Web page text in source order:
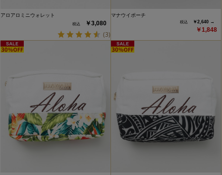
アロアロミニウォレット
￥3,080
(3)
マナウイポーチ
￥2,640 →
￥1,848